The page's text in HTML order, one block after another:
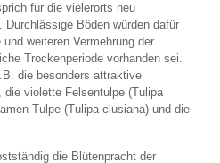
für die vielerorts neu
Durchlässige Böden würden dafür
weiteren Vermehrung der
Trockenperiode vorhanden sei.
die besonders attraktive
die violette Felsentulpe (Tulipa
Tulpe (Tulipa clusiana) und die
die Blütenpracht der